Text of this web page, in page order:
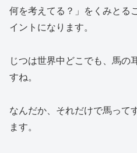
何を考えてる？」をくみとる
イントになります。
じつは世界中どこでも、馬の
すね。
なんだか、それだけで馬って
ます。